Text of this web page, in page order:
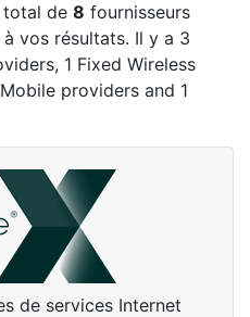
total de 8 fournisseurs
vos résultats. Il y a 3
1 Fixed Wireless
providers and 1
de services Internet